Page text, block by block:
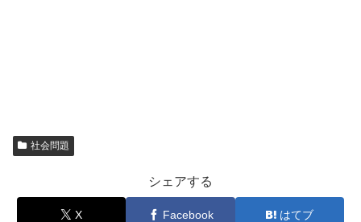
社会問題
シェアする
X Facebook はてブ